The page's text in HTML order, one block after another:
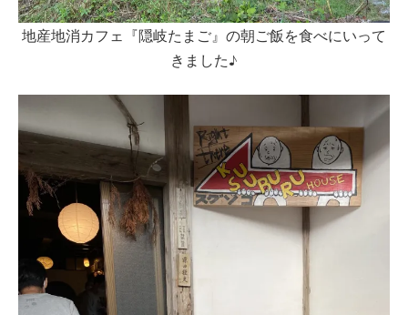
地産地消カフェ『隠岐たまご』の朝ご飯を食べにいって
きました♪